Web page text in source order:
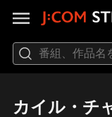
カイル・チ